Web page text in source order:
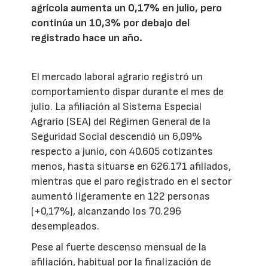
agrícola aumenta un 0,17% en julio, pero
continúa un 10,3% por debajo del
registrado hace un año.
El mercado laboral agrario registró un
comportamiento dispar durante el mes de
julio. La afiliación al Sistema Especial
Agrario (SEA) del Régimen General de la
Seguridad Social descendió un 6,09%
respecto a junio, con 40.605 cotizantes
menos, hasta situarse en 626.171 afiliados,
mientras que el paro registrado en el sector
aumentó ligeramente en 122 personas
(+0,17%), alcanzando los 70.296
desempleados.
Pese al fuerte descenso mensual de la
afiliación, habitual por la finalización de